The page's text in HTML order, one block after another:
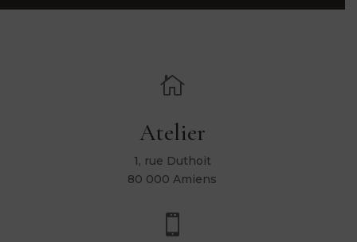

Atelier
1, rue Duthoit
80 000 Amiens
